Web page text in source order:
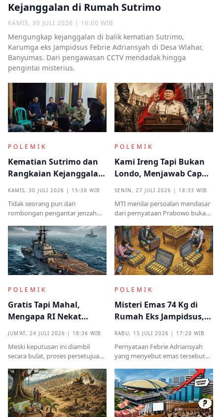
Kejanggalan di Rumah Sutrimo
KAMIS, 30 JULI 2026 | 16:00 WIB
Mengungkap kejanggalan di balik kematian Sutrimo,
Karumga eks Jampidsus Febrie Adriansyah di Desa Wlahar,
Banyumas. Dari pengawasan CCTV mendadak hingga
pengintai misterius.
POLEMIK
Kematian Sutrimo dan
Rangkaian Kejanggalan
Kampung Halaman
KAMIS, 30 JULI 2026 | 15:38 WIB
Tidak seorang pun dari
rombongan pengantar jenzah
identitas ataupun menjelaskan
dari instansi mana.
POLEMIK
Kami Ireng Tapi Bukan
Londo, Menjawab Cap
SENIN, 27 JULI 2026 | 18:33 WIB
MTI menilai persoalan mendasar
dari pernyataan Prabowo bukan
melainkan implikasinya yang
sangat destruktif bagi kualitas
demokrasi
POLEMIK
Gratis Tapi Mahal,
Mengapa RI Nekat
Induk Tua Italia?
JUM'AT, 24 JULI 2026 | 18:36 WIB
Meski keputusan ini diambil
secara bulat, proses persetujuan
kritik tajam terkait prosedur yang
mendadak serta kekhawatiran
akan beban anggaran
POLEMIK
Misteri Emas 74 Kg di
Rumah Eks Jampidsus,
RABU, 15 JULI 2026 | 17:20 WIB
Pernyataan Febrie Adriansyah
yang menyebut emas tersebut
menjadi titik penting dalam
proses pembuktian